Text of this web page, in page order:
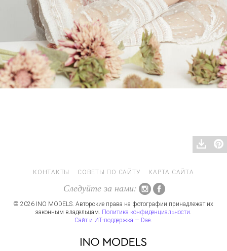
КОНТАКТЫ СОВЕТЫ ПО САЙТУ КАРТА САЙТА
Следуйте за нами:
© 2026 INO MODELS. Авторские права на фотографии принадлежат их
законным владельцам. Политика конфиденциальности.
Сайт и ИТ-поддержка — Dae.